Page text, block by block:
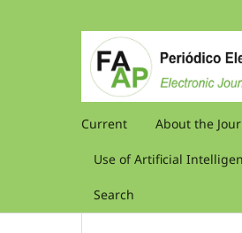
Current About the
Use of Artificial
Search